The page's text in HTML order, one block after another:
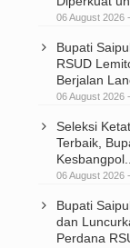
06 August 2026
Bupati
RSUD
Berjalan
06 August 2026
Seleksi
Terbaik,
Kesbangpol..
06 August 2026
Bupati
dan
Perdana